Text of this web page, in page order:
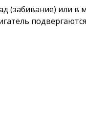
(забивание) или в